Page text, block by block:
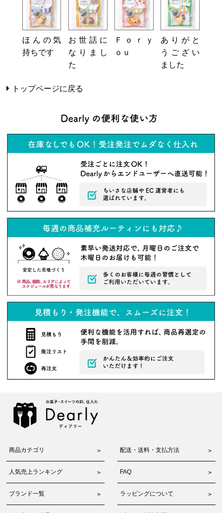
ほんの気
持ちです
お世話に
なりまし
た
Ｆｏｒｙ
ｏｕ
ありがと
うござい
ました
トップページに戻る
商品カテゴリ 配送・送料・支払方法
人気売上ランキング FAQ
ブランド一覧 ラッピングについて